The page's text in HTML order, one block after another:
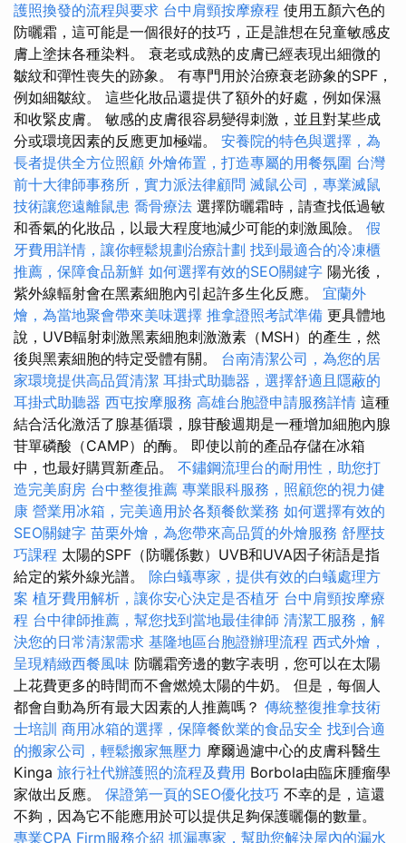
護照換發的流程與要求 台中肩頸按摩療程 使用五顏六色的
防曬霜，這可能是一個很好的技巧，正是誰想在兒童敏感皮
膚上塗抹各種染料。 衰老或成熟的皮膚已經表現出細微的
皺紋和彈性喪失的跡象。 有專門用於治療衰老跡象的SPF，
例如細皺紋。 這些化妝品還提供了額外的好處，例如保濕
和收緊皮膚。 敏感的皮膚很容易變得刺激，並且對某些成
分或環境因素的反應更加極端。 安養院的特色與選擇，為
長者提供全方位照顧 外燴佈置，打造專屬的用餐氛圍 台灣
前十大律師事務所，實力派法律顧問 滅鼠公司，專業滅鼠
技術讓您遠離鼠患 喬骨療法 選擇防曬霜時，請查找低過敏
和香氣的化妝品，以最大程度地減少可能的刺激風險。 假
牙費用詳情，讓你輕鬆規劃治療計劃 找到最適合的冷凍櫃
推薦，保障食品新鮮 如何選擇有效的SEO關鍵字 陽光後，
紫外線輻射會在黑素細胞內引起許多生化反應。 宜蘭外
燴，為當地聚會帶來美味選擇 推拿證照考試準備 更具體地
說，UVB輻射刺激黑素細胞刺激激素（MSH）的產生，然
後與黑素細胞的特定受體有關。 台南清潔公司，為您的居
家環境提供高品質清潔 耳掛式助聽器，選擇舒適且隱蔽的
耳掛式助聽器 西屯按摩服務 高雄台胞證申請服務詳情 這種
結合活化激活了腺基循環，腺苷酸週期是一種增加細胞內腺
苷單磷酸（CAMP）的酶。 即使以前的產品存儲在冰箱
中，也最好購買新產品。 不鏽鋼流理台的耐用性，助您打
造完美廚房 台中整復推薦 專業眼科服務，照顧您的視力健
康 營業用冰箱，完美適用於各類餐飲業務 如何選擇有效的
SEO關鍵字 苗栗外燴，為您帶來高品質的外燴服務 舒壓技
巧課程 太陽的SPF（防曬係數）UVB和UVA因子術語是指
給定的紫外線光譜。 除白蟻專家，提供有效的白蟻處理方
案 植牙費用解析，讓你安心決定是否植牙 台中肩頸按摩療
程 台中律師推薦，幫您找到當地最佳律師 清潔工服務，解
決您的日常清潔需求 基隆地區台胞證辦理流程 西式外燴，
呈現精緻西餐風味 防曬霜旁邊的數字表明，您可以在太陽
上花費更多的時間而不會燃燒太陽的牛奶。 但是，每個人
都會自動為所有最大因素的人推薦嗎？ 傳統整復推拿技術
士培訓 商用冰箱的選擇，保障餐飲業的食品安全 找到合適
的搬家公司，輕鬆搬家無壓力 摩爾過濾中心的皮膚科醫生
Kinga 旅行社代辦護照的流程及費用 Borbola由臨床腫瘤學
家做出反應。 保證第一頁的SEO優化技巧 不幸的是，這還
不夠，因為它不能應用於可以提供足夠保護曬傷的數量。
專業CPA Firm服務介紹 抓漏專家，幫助您解決屋內的漏水